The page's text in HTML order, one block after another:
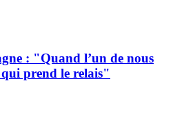
: "Quand l’un de nous
qui prend le relais"